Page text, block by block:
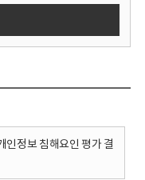
인정보 침해요인 평가 결